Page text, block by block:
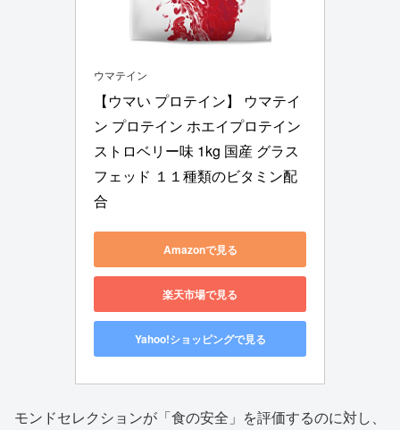
ウマテイン
【ウマい プロテイン】 ウマテイ
ン プロテイン ホエイプロテイン
ストロベリー味 1kg 国産 グラス
フェッド １１種類のビタミン配
合
Amazonで見る
楽天市場で見る
Yahoo!ショッピングで見る
モンドセレクションが「食の安全」を評価するのに対し、